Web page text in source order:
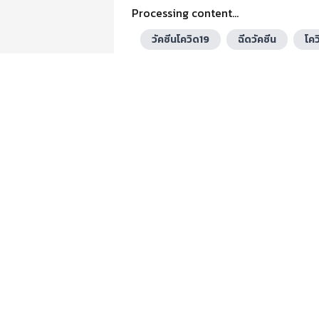
Processing content...
วัคซีนโควิด19 ฉีดวัคซีน โค